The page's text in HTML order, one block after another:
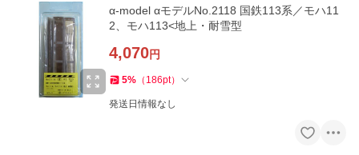
α-model αモデルNo.2118 国鉄113系／モハ11
2、モハ113<地上・耐雪型
4,070円
5% （ 186pt）
発送日情報なし